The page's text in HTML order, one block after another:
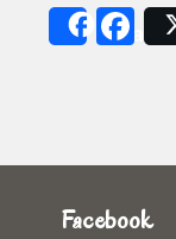
Share
Facebook